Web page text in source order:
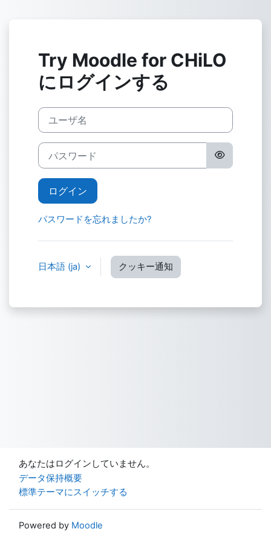
Try Moodle for CHiLO
にログインする
ユーザ名
パスワード
ログイン
パスワードを忘れましたか?
日本語 ‎(ja)‎ クッキー通知
あなたはログインしていません。
データ保持概要
標準テーマにスイッチする
Powered by Moodle